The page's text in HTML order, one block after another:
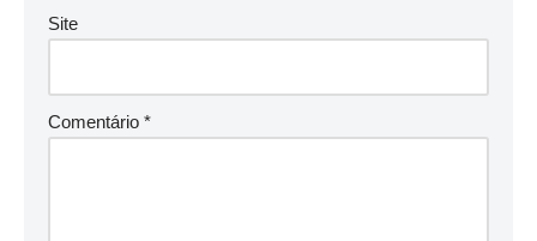
Site
Comentário *